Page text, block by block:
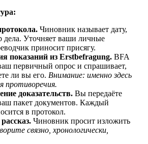
Чиновник называет дату,
дела. Уточняет ваши личные
приносит присягу.
показаний из Erstbefragung. BFA
первичный опрос и спрашивает,
ли вы его. Внимание: именно здесь
противоречия.
доказательств. Вы передаёте
пакет документов. Каждый
в протокол.
Чиновник просит изложить
связно, хронологически,